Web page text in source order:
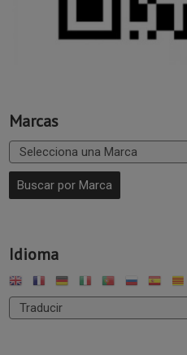
Marcas
Idioma